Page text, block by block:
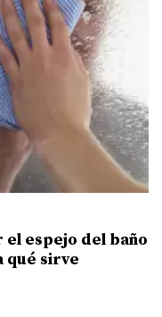
espejo del baño
qué sirve